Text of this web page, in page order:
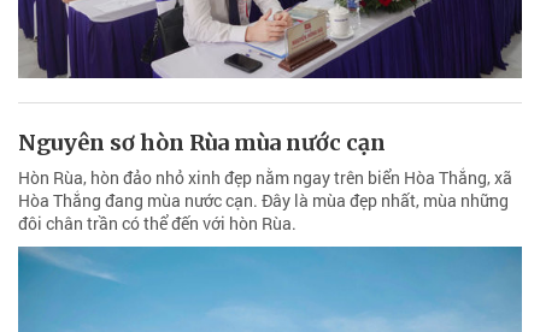
Nguyên sơ hòn Rùa mùa nước cạn
Hòn Rùa, hòn đảo nhỏ xinh đẹp nằm ngay trên biển Hòa Thắng, xã
Hòa Thắng đang mùa nước cạn. Đây là mùa đẹp nhất, mùa những
đôi chân trần có thể đến với hòn Rùa.